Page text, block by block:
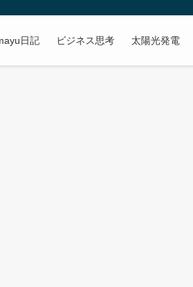
日記 ビジネス思考 太陽光発電